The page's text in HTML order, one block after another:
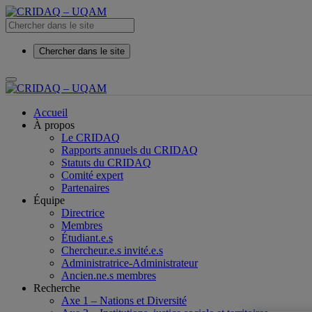
Chercher dans le site
Accueil
À propos
Le CRIDAQ
Rapports annuels du CRIDAQ
Statuts du CRIDAQ
Comité expert
Partenaires
Équipe
Directrice
Membres
Étudiant.e.s
Chercheur.e.s invité.e.s
Administratrice-Administrateur
Ancien.ne.s membres
Recherche
Axe 1 – Nations et Diversité